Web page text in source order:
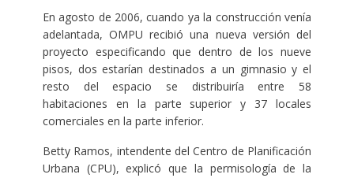
En agosto de 2006, cuando ya la construcción venía
adelantada, OMPU recibió una nueva versión del
proyecto especificando que dentro de los nueve
pisos, dos estarían destinados a un gimnasio y el
resto del espacio se distribuiría entre 58
habitaciones en la parte superior y 37 locales
comerciales en la parte inferior.
Betty Ramos, intendente del Centro de Planificación
Urbana (CPU), explicó que la permisología de la